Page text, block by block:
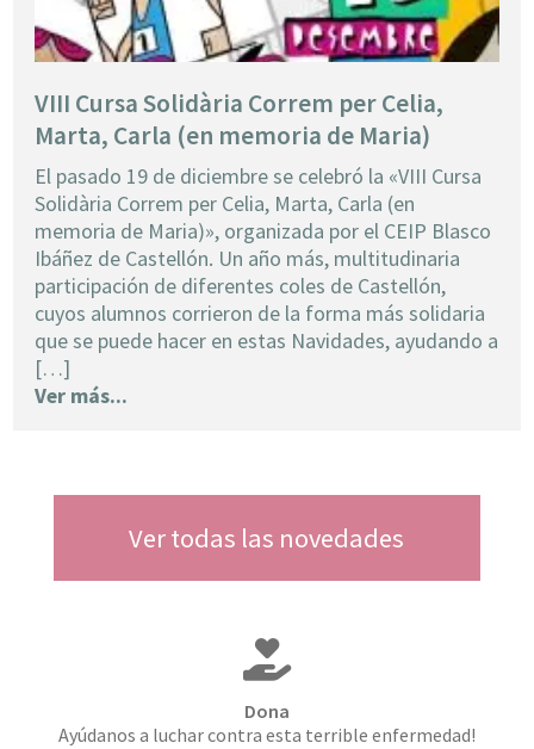
VIII Cursa Solidària Correm per Celia,
Marta, Carla (en memoria de Maria)
El pasado 19 de diciembre se celebró la «VIII Cursa
Solidària Correm per Celia, Marta, Carla (en
memoria de Maria)», organizada por el CEIP Blasco
Ibáñez de Castellón. Un año más, multitudinaria
participación de diferentes coles de Castellón,
cuyos alumnos corrieron de la forma más solidaria
que se puede hacer en estas Navidades, ayudando a
[…]
Ver más...
Ver todas las novedades
Dona
Ayúdanos a luchar contra esta terrible enfermedad!